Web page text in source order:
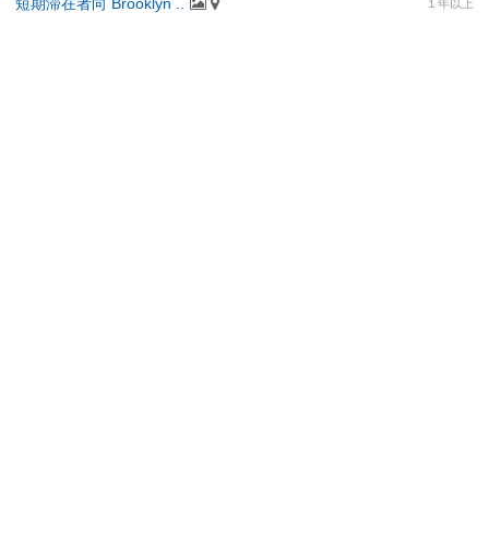
短期滞在者向 Brooklyn .. １年以上